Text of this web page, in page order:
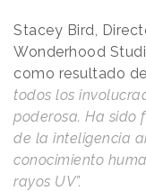
Stacey Bird,
Wonderhood
como resultado de
todos los
poderosa. Ha sido
de la inteligencia
conocimiento
rayos UV”.